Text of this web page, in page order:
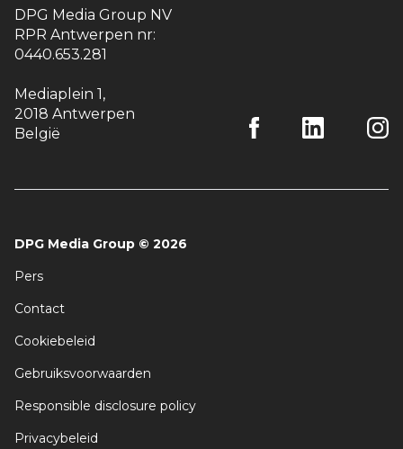
DPG Media Group NV
RPR Antwerpen nr:
0440.653.281
Mediaplein 1,
2018 Antwerpen
België
DPG Media Group © 2026
Pers
Contact
Cookiebeleid
Gebruiksvoorwaarden
Responsible disclosure policy
Privacybeleid